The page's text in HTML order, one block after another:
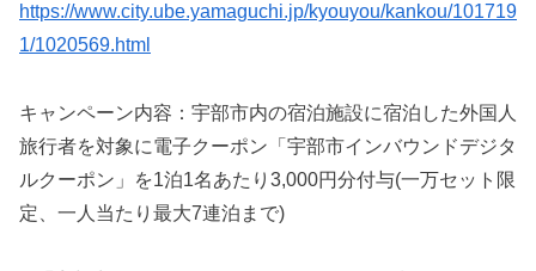
https://www.city.ube.yamaguchi.jp/kyouyou/kankou/101719
1/1020569.html
キャンペーン内容：宇部市内の宿泊施設に宿泊した外国人
旅行者を対象に電子クーポン「宇部市インバウンドデジタ
ルクーポン」を1泊1名あたり3,000円分付与(一万セット限
定、一人当たり最大7連泊まで)